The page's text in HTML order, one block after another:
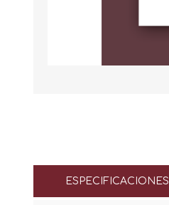
ESPECIFICACIONES